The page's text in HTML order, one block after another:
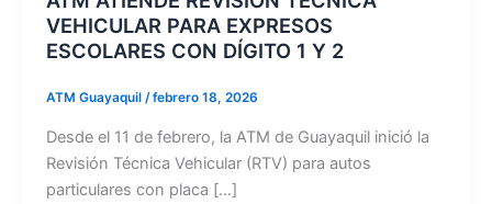
VEHICULAR PARA EXPRESOS
ESCOLARES CON DÍGITO 1 Y 2
ATM Guayaquil /febrero 18, 2026
Desde el 11 de febrero, la ATM de Guayaquil inició la
Revisión Técnica Vehicular (RTV) para autos
particulares con placa […]